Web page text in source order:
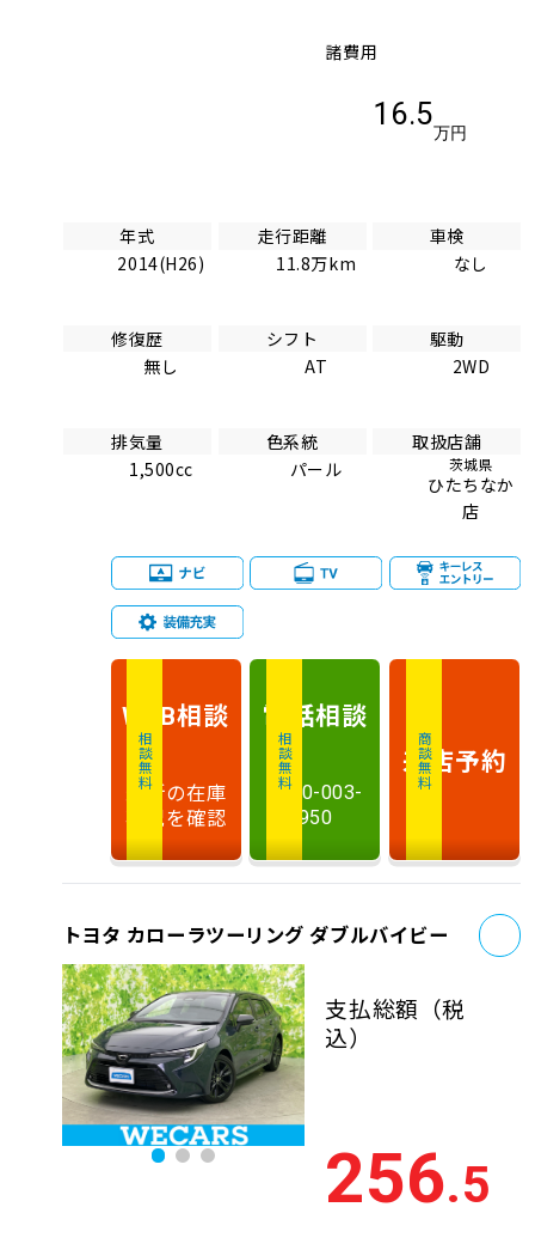
諸費用
16.5
万円
年式
2014(H26)
走行距離
11.8万km
車検
なし
修復歴
無し
シフト
AT
駆動
2WD
排気量
1,500cc
色系統
パール
取扱店舗
茨城県
ひたちなか
店
相談無料
WEB相談
最新の在庫
状況を確認
相談無料
電話相談
0120-003-
950
商談無料
来店予約
トヨタ カローラツーリング ダブルバイビー
支払総額 （税
込）
256.5